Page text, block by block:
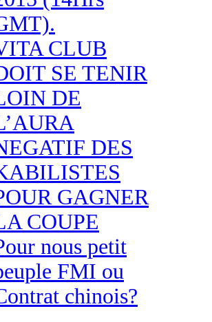
CLUB
SE TENIR
DE
DES
GAGNER
COUPE
nous petit
FMI ou
chinois?